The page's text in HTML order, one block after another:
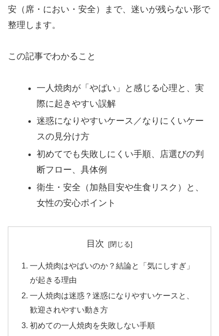
安（席・におい・安全）まで、迷いが残らない形で
整理します。
この記事でわかること
一人焼肉が「やばい」と感じる心理と、実
際に起きやすい誤解
迷惑になりやすいケース／なりにくいケー
スの見分け方
初めてでも失敗しにくい手順、店選びの判
断フロー、具体例
衛生・安全（加熱目安や生食リスク）と、
女性の安心ポイント
目次
一人焼肉はやばいのか？結論と「気にしすぎ」
が起きる理由
一人焼肉は迷惑？迷惑になりやすいケースと、
歓迎されやすい動き方
初めての一人焼肉を失敗しない手順